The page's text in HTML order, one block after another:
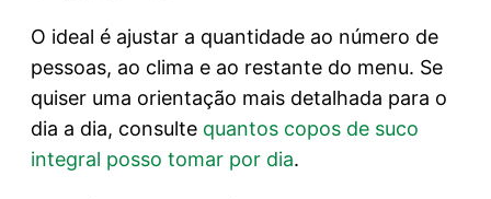
O ideal é ajustar a quantidade ao número de
pessoas, ao clima e ao restante do menu. Se
quiser uma orientação mais detalhada para o
dia a dia, consulte quantos copos de suco
integral posso tomar por dia.